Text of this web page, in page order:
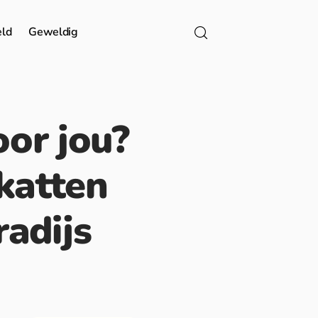
Geweldig
jou?